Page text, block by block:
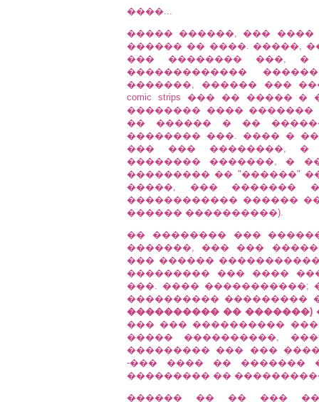
����...
����� ������, ��� ����
������ �� ����. �����,
��� �������� ���, �
�������������
�������, ������ ���
comic strips ��� �� �����
�������� ����
�� ������ � ��
�������� ���. ���� �
��� ��� ��������, �
�������� �������, �
��������� �� "������"
�����, ��� �������
������������ ������
������ ����������).
�� �������� ���
�������, ��� ���
��� ������
��������� ��� ����
���. ���� �����������;
���������� ���������
���������� �� �������)
��� ��� ����������
����� ����������,
��������� ��� ���
-��� ���� �� �������
��������� �� ����������
������ �� �� ���